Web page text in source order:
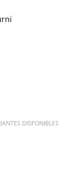
DISPONIBLES